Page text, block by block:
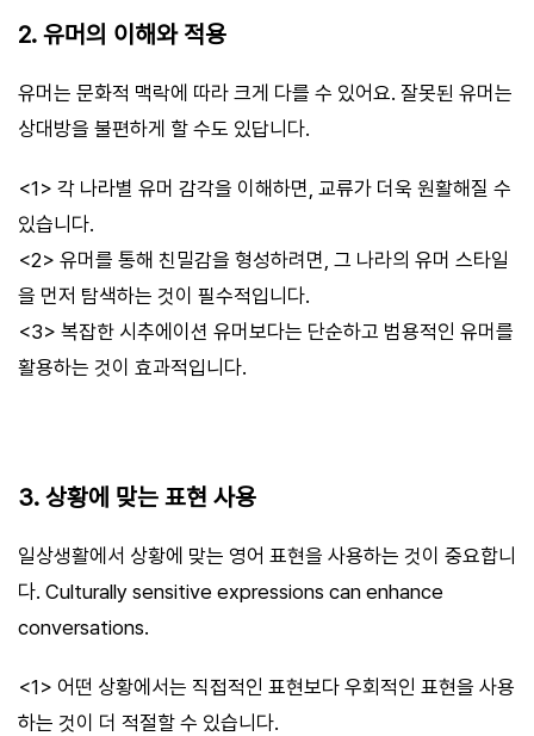
2. 유머의 이해와 적용
유머는 문화적 맥락에 따라 크게 다를 수 있어요. 잘못된 유머는
상대방을 불편하게 할 수도 있답니다.
<1> 각 나라별 유머 감각을 이해하면, 교류가 더욱 원활해질 수
있습니다.
<2> 유머를 통해 친밀감을 형성하려면, 그 나라의 유머 스타일
을 먼저 탐색하는 것이 필수적입니다.
<3> 복잡한 시추에이션 유머보다는 단순하고 범용적인 유머를
활용하는 것이 효과적입니다.
3. 상황에 맞는 표현 사용
일상생활에서 상황에 맞는 영어 표현을 사용하는 것이 중요합니
다. Culturally sensitive expressions can enhance
conversations.
<1> 어떤 상황에서는 직접적인 표현보다 우회적인 표현을 사용
하는 것이 더 적절할 수 있습니다.